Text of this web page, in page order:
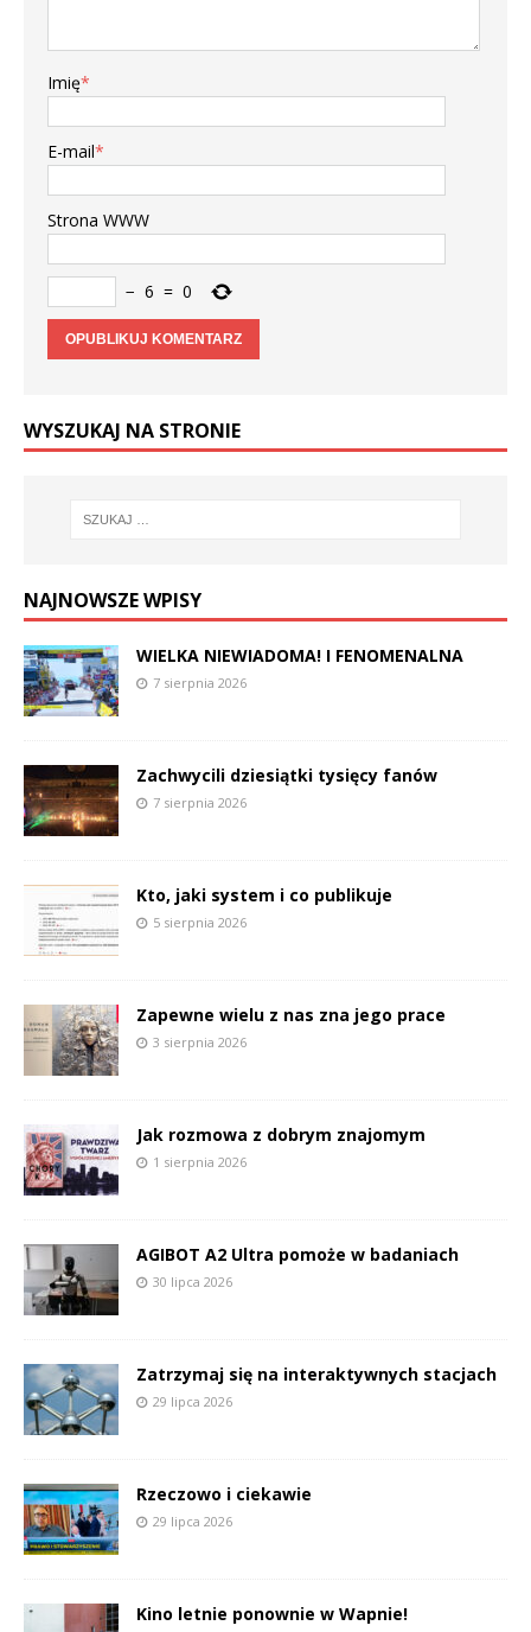
Imię*
E-mail*
Strona WWW
− 6 = 0
WYSZUKAJ NA STRONIE
NAJNOWSZE WPISY
WIELKA NIEWIADOMA! I FENOMENALNA
7 sierpnia 2026
Zachwycili dziesiątki tysięcy fanów
7 sierpnia 2026
Kto, jaki system i co publikuje
5 sierpnia 2026
Zapewne wielu z nas zna jego prace
3 sierpnia 2026
Jak rozmowa z dobrym znajomym
1 sierpnia 2026
AGIBOT A2 Ultra pomoże w badaniach
30 lipca 2026
Zatrzymaj się na interaktywnych stacjach
29 lipca 2026
Rzeczowo i ciekawie
29 lipca 2026
Kino letnie ponownie w Wapnie!